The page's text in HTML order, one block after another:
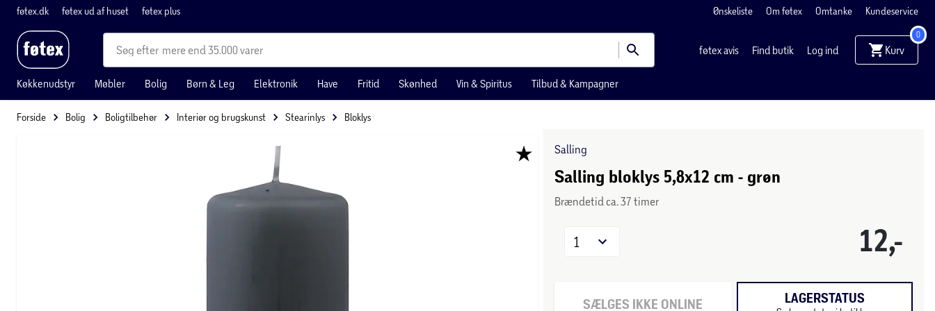
føtex.dk føtex ud af huset føtex plus Ønskeliste Om føtex Omtanke Kundeservice
mere end 35.000 varer føtex avis Find butik Log ind Kurv
0
Køkkenudstyr Møbler Bolig Børn & Leg Elektronik Have Fritid Skønhed Vin & Spiritus Tilbud & Kampagner
Forside Bolig Boligtilbehør Interiør og brugskunst Stearinlys Bloklys
Salling
Salling bloklys 5,8x12 cm - grøn
Brændetid ca. 37 timer
12,-
1
SÆLGES IKKE ONLINE LAGERSTATUS